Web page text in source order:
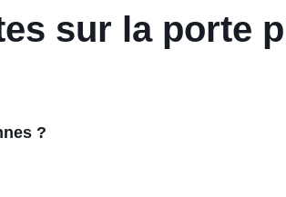
sur la porte
?